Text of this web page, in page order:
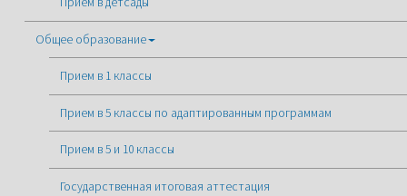
Общее образование
Прием в 1 классы
Прием в 5 классы по адаптированным программам
Прием в 5 и 10 классы
Государственная итоговая аттестация